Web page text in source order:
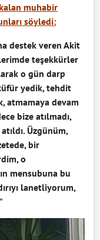
kalan muhabir
söyledi:
destek veren Akit
teşekkürler
o gün darp
yedik, tehdit
atmamaya devam
bize atılmadı,
Üzgünüm,
bir
o
mensubuna bu
lanetliyorum,
”